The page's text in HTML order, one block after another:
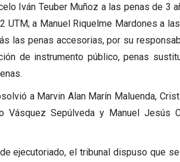
Iván Teuber Muñoz a las penas de
UTM; a Manuel Riquelme Mardones a
las penas accesorias, por su
de instrumento público, penas
a Marvin Alan Marín Maluenda,
Vásquez Sepúlveda y Manuel
ejecutoriado, el tribunal dispuso que